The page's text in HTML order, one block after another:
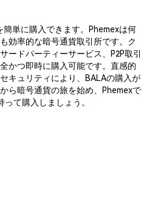
単に購入できます。Phemexは何
効率的な暗号通貨取引所です。ク
ードパーティーサービス、P2P取引
かつ即時に購入可能です。直感的
キュリティにより、BALAの購入が
ら暗号通貨の旅を始め、Phemexで
て購入しましょう。